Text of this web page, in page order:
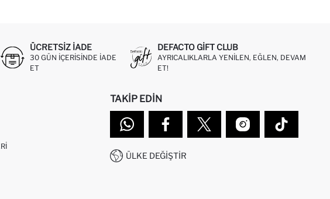
ÜCRETSIZ IADE
30 GÜN IÇERISINDE IADE
ET
DEFACTO GIFT CLUB
AYRICALIKLARLA YENILEN, EĞLEN, DEVAM
ET!
TAKIP EDIN
ÜLKE DEĞIŞTIR